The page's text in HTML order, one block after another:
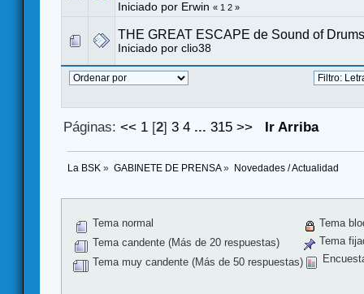
Iniciado por Erwin « 1 2 »
THE GREAT ESCAPE de Sound of Drums
Iniciado por clio38
Páginas:<< 1 [2]3 4 ...315 >> Ir Arriba
La BSK » GABINETE DE PRENSA» Novedades / Actualidad
Tema normal
Tema candente (Más de 20 respuestas)
Tema muy candente (Más de 50 respuestas)
Tema
Tema